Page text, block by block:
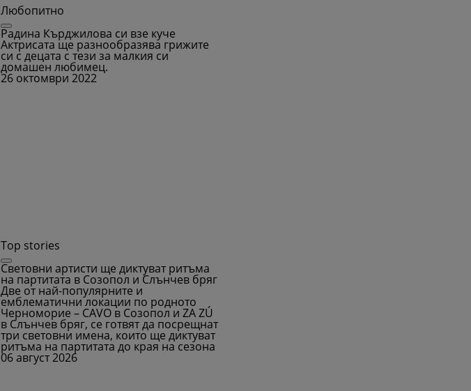
Любопитно
Радина Кърджилова си взе куче
Актрисата ще разнообразява грижите
си с децата с тези за малкия си
домашен любимец.
26 октомври 2022
Top stories
Световни артисти ще диктуват ритъма
на партитата в Созопол и Слънчев бряг
Две от най-популярните и
емблематични локации по родното
Черноморие – CAVO в Созопол и ZA ZÚ
в Слънчев бряг, се готвят да посрещнат
три световни имена, които ще диктуват
ритъма на партитата до края на сезона
06 август 2026